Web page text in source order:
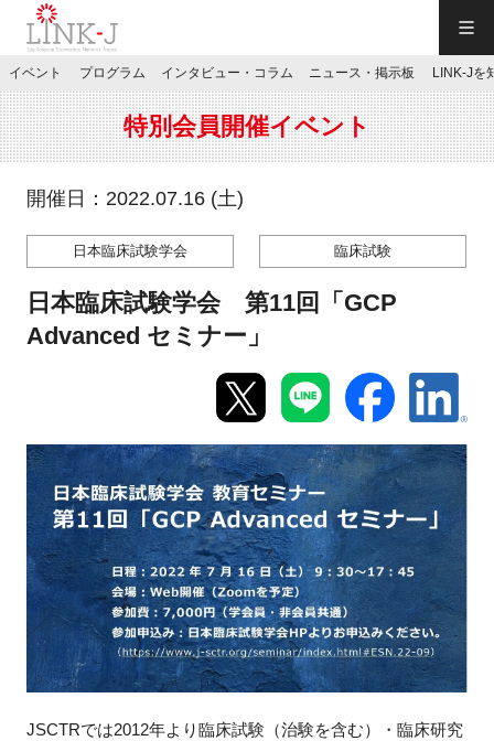
JP／EN
特別会員専用メニュー
施設ご予約
マイページ
新規登録
イベント
プログラム
イベント プログラム インタビュー・コラム ニュース・掲示板 LINK-Jを
特別会員開催イベント
開催日：2022.07.16 (土)
日本臨床試験学会 臨床試験
日本臨床試験学会 第11回「GCP
Advanced セミナー」
JSCTRでは2012年より臨床試験（治験を含む）・臨床研究